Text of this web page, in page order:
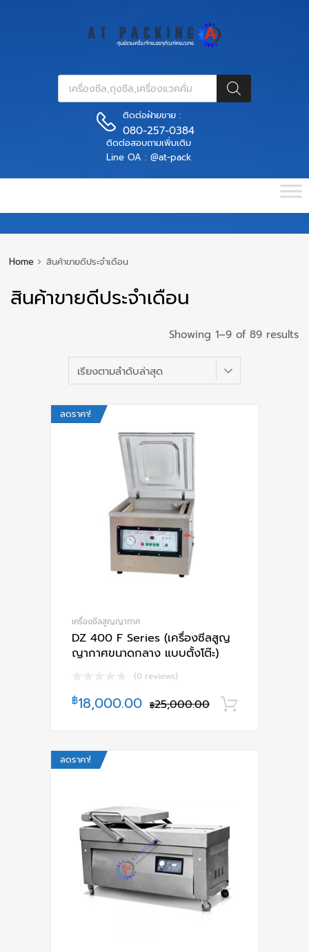
ติดต่อฝ่ายขาย :
080-257-0384
ติดต่อสอบถามเพิ่มเติม
Line OA : @at-pack
Home สินค้าขายดีประจำเดือน
สินค้าขายดีประจำเดือน
Showing 1–9 of 89 results
ลดราคา!
เครื่องซีลสูญญากาศ
DZ 400 F Series (เครื่องซีลสูญ
ญากาศขนาดกลาง แบบตั้งโต๊ะ)
(0 reviews)
฿25,000.00
฿18,000.00
ลดราคา!